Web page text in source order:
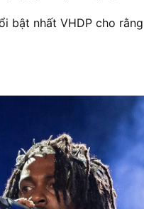
bật nhất VHDP cho